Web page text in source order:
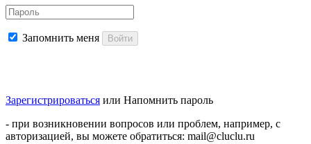
Запомнить меня Войти
Зарегистрироваться или Напомнить пароль
- при возникновении вопросов или проблем, например, с
авторизацией, вы можете обратиться: mail@cluclu.ru